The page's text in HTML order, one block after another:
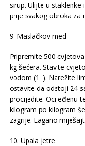
sirup. Ulijte u staklenke
prije svakog obroka za
9. Maslačkov med
Pripremite 500
kg šećera. Stavite
vodom (1 l). Narežite
ostavite da odstoji 24
procijedite. Ocijeđenu
kilogram po kilogram
zagrije. Lagano
10. Upala jetre